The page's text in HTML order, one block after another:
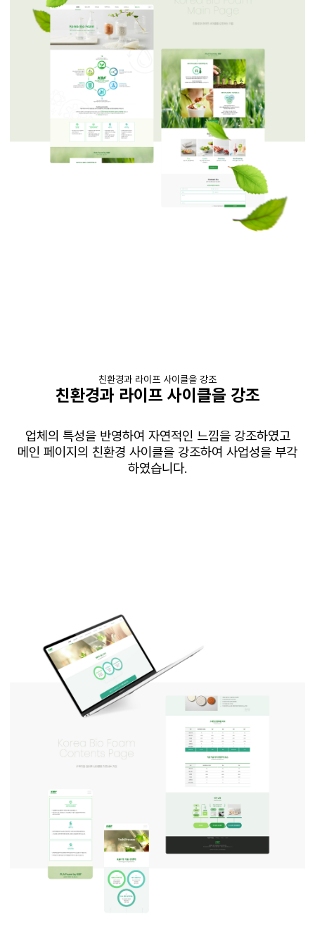
친환경과 라이프 사이클을 강조
친환경과 라이프 사이클을 강조
업체의 특성을 반영하여 자연적인 느낌을 강조하였고
메인 페이지의 친환경 사이클을 강조하여 사업성을 부각
하였습니다.